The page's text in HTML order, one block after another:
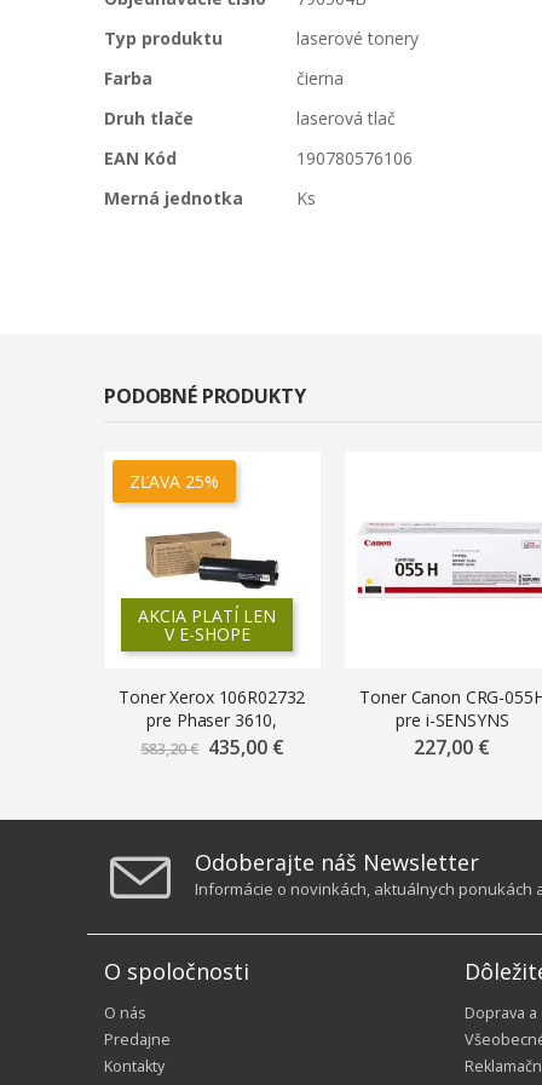
informácií
Typ produktu
laserové tonery
Farba
čierna
Druh tlače
laserová tlač
EAN Kód
190780576106
Merná jednotka
Ks
PODOBNÉ PRODUKTY
AKCIA PLATÍ LEN
V E-SHOPE
ZĽAVA 25%
Toner Xerox 106R02732
pre Phaser 3610,
WorkCentre 3615 (25.300
583,20 € Znížená
cena
435,00 €
Toner Canon CRG-
pre i-SENSYNS
LBP663Cdw, MF742Cdw
227,00 €
Odoberajte náš Newsletter
Informácie o novinkách, aktuálnych ponukách
O spoločnosti
O nás
Predajne
Kontakty
Doprava